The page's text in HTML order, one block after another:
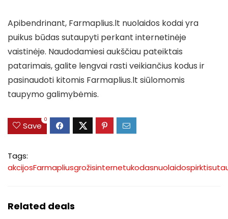
Apibendrinant, Farmaplius.lt nuolaidos kodai yra
puikus būdas sutaupyti perkant internetinėje
vaistinėje. Naudodamiesi aukščiau pateiktais
patarimais, galite lengvai rasti veikiančius kodus ir
pasinaudoti kitomis Farmaplius.lt siūlomomis
taupymo galimybėmis.
Save
0
Tags:
akcijosFarmapliusgrožisinternetukodasnuolaidospirkti
Related deals